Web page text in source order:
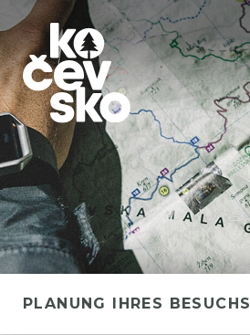
PLANUNG IHRES BESUCHS